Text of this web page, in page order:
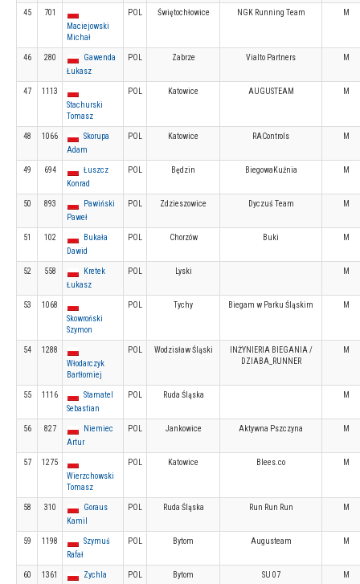
45
701
Maciejowski
Michał
POL Świętochłowice NGK Running Team M
46 280
Gawenda
Łukasz
POL Zabrze Vialto Partners M
47
1113
Stachurski
Tomasz
POL Katowice AUGUSTEAM M
48 1066
Skorupa
Adam
POL Katowice RAControls M
49 694
Łuszcz
Konrad
POL Będzin BiegowaKuźnia M
50 893
Pawiński
Paweł
POL Zdzieszowice Dyczuś Team M
51 102
Bukała
Dawid
POL Chorzów Buki M
52 558
Kretek
Łukasz
POL Lyski M
53
1068
Skowroński
Szymon
POL Tychy Biegam w Parku Śląskim M
54
1288
Włodarczyk
Bartłomiej
POL Wodzisław Śląski
INŻYNIERIA BIEGANIA /
DZIABA_RUNNER
M
55 1116
Stamatel
Sebastian
POL Ruda Śląska M
56 827
Niemiec
Artur
POL Jankowice Aktywna Pszczyna M
57
1275
Wierzchowski
Tomasz
POL Katowice Blees.co M
58 310
Goraus
Kamil
POL Ruda Śląska Run Run Run M
59 1198
Szymuś
Rafał
POL Bytom Augusteam M
60 1361
Zychla
POL Bytom SU 07 M